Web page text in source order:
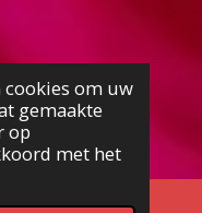
cookies om uw
gemaakte
op
met het